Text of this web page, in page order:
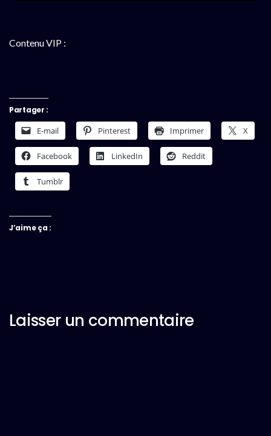
Contenu VIP :
Partager :
E-mail Pinterest Imprimer X
Facebook LinkedIn Reddit
Tumblr
J’aime ça :
Laisser un commentaire